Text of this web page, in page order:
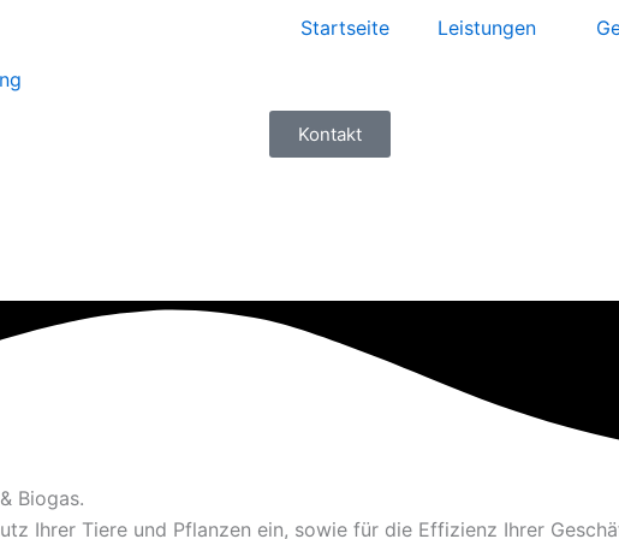
Startseite Leistungen
Kontakt
Biogas.
Ihrer Tiere und Pflanzen ein, sowie für die Effizienz Ihrer